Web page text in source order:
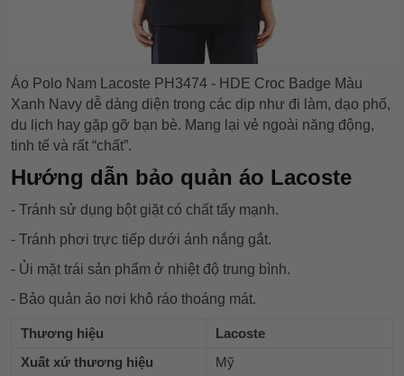
Áo Polo Nam Lacoste PH3474 - HDE Croc Badge Màu
Xanh Navy dễ dàng diện trong các dịp như đi làm, dạo phố,
du lịch hay gặp gỡ bạn bè. Mang lại vẻ ngoài năng động,
tinh tế và rất “chất”.
Hướng dẫn bảo quản áo Lacoste
- Tránh sử dụng bột giặt có chất tẩy mạnh.
- Tránh phơi trực tiếp dưới ánh nắng gắt.
- Ủi mặt trái sản phẩm ở nhiệt độ trung bình.
- Bảo quản áo nơi khô ráo thoáng mát.
Thương hiệu
Lacoste
Xuất xứ thương hiệu
Mỹ